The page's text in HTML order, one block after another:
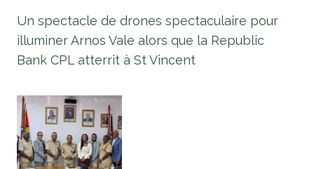
Un spectacle de drones spectaculaire pour
illuminer Arnos Vale alors que la Republic
Bank CPL atterrit à St Vincent